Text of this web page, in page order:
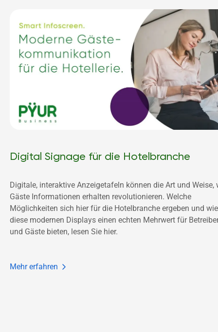
Digital Signage für die Hotelbranche
Digitale, interaktive Anzeigetafeln können die Art und Weise,
Gäste Informationen erhalten revolutionieren. Welche
Möglichkeiten sich hier für die Hotelbranche ergeben und wie
diese modernen Displays einen echten Mehrwert für
und Gäste bieten, lesen Sie hier.
Mehr erfahren